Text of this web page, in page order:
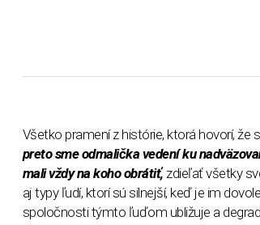
Všetko pramení z histórie, ktorá hovorí,
preto sme odmalička vedení ku
mali vždy na koho obrátiť, zdieľať všetky
aj typy ľudí, ktorí sú silnejší, keď je im
spoločnosti týmto ľuďom ubližuje a